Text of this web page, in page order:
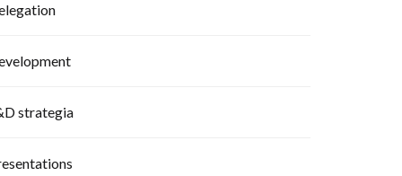
strategia